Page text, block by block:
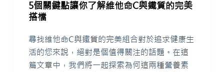
5個關鍵點讓你了解維他命C與鐵質的完美
搭檔
尋找維他命C與鐵質的完美組合對於追求健康生
活的您來說，絕對是個值得關注的話題。在這
篇文章中，我們將一起探索為何這兩種營養素